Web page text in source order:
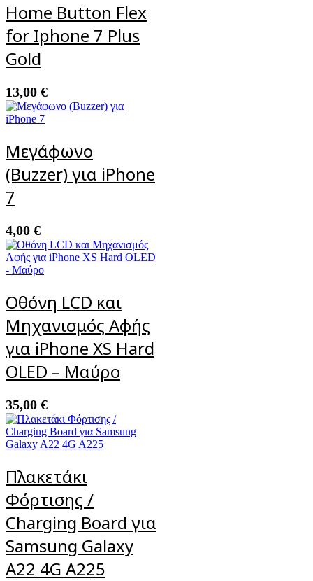
Home Button Flex
for Iphone 7 Plus
Gold
13,00 €
Μεγάφωνο
(Buzzer) για iPhone
7
4,00 €
Οθόνη LCD και
Μηχανισμός Αφής
για iPhone XS Hard
OLED – Μαύρο
35,00 €
Πλακετάκι
Φόρτισης /
Charging Board για
Samsung Galaxy
A22 4G A225